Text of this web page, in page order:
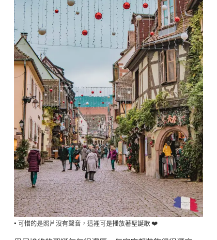
▪️ 可惜的是照片沒有聲音，這裡可是播放著聖誕歌 ❤️